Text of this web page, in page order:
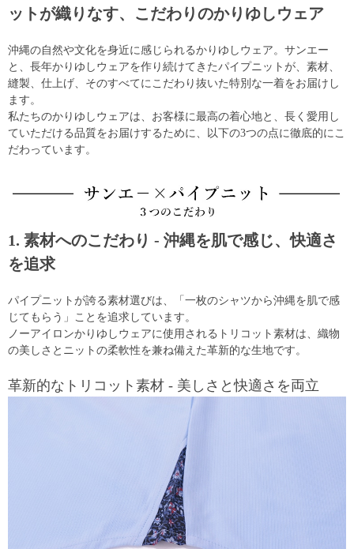
ットが織りなす、こだわりのかりゆしウェア
沖縄の自然や文化を身近に感じられるかりゆしウェア。サンエー
と、長年かりゆしウェアを作り続けてきたパイプニットが、素材、
縫製、仕上げ、そのすべてにこだわり抜いた特別な一着をお届けし
ます。
私たちのかりゆしウェアは、お客様に最高の着心地と、長く愛用し
ていただける品質をお届けするために、以下の3つの点に徹底的にこ
だわっています。
1. 素材へのこだわり - 沖縄を肌で感じ、快適さ
を追求
パイプニットが誇る素材選びは、「一枚のシャツから沖縄を肌で感
じてもらう」ことを追求しています。
ノーアイロンかりゆしウェアに使用されるトリコット素材は、織物
の美しさとニットの柔軟性を兼ね備えた革新的な生地です。
革新的なトリコット素材 - 美しさと快適さを両立